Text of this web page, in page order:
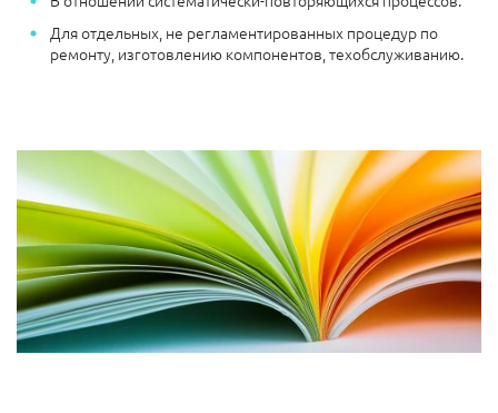
Для отдельных, не регламентированных процедур по
ремонту, изготовлению компонентов, техобслуживанию.